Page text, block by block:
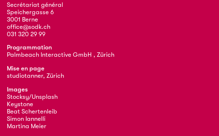
Secrétariat général
Speichergasse 6
3001 Berne
office@sodk.ch
031 320 29 99
Programmation
Palmbeach Interactive GmbH , Zürich
Mise en page
studiotanner, Zürich
Images
Stocksy/Unsplash
Keystone
Beat Schertenleib
Simon Iannelli
Martina Meier